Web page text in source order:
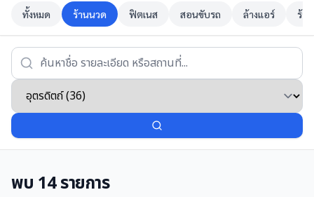
ทั้งหมด ร้านนวด ฟิตเนส สอนขับรถ ล้างแอร์ ร้า
พบ 14รายการ